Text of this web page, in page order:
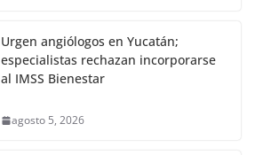
Urgen angiólogos en Yucatán;
especialistas rechazan incorporarse
al IMSS Bienestar
agosto 5, 2026